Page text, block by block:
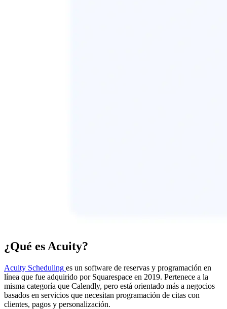
¿Qué es Acuity?
Acuity Scheduling es un software de reservas y programación en
línea que fue adquirido por Squarespace en 2019. Pertenece a la
misma categoría que Calendly, pero está orientado más a negocios
basados en servicios que necesitan programación de citas con
clientes, pagos y personalización.